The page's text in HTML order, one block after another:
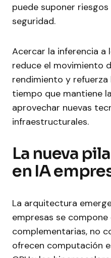
puede suponer
seguridad.
Acercar la inferencia
reduce el movimiento
rendimiento y refuerza
tiempo que mantiene
aprovechar nuevas
infraestructurales.
La nueva
en IA
La arquitectura
empresas se
complementarias, no
ofrecen computación